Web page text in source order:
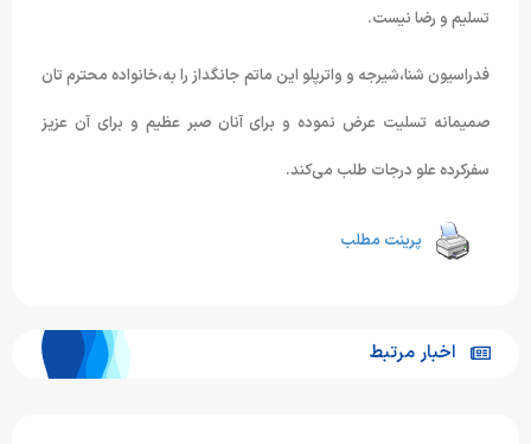
تسلیم و رضا نیست.
فدراسیون شنا،شیرجه و واترپلو این ماتم جانگداز را به،خانواده محترم تان
صمیمانه تسلیت عرض نموده و برای آنان صبر عظیم و برای آن عزیز
سفرکرده علو درجات طلب می‌کند.
پرینت مطلب
اخبار مرتبط